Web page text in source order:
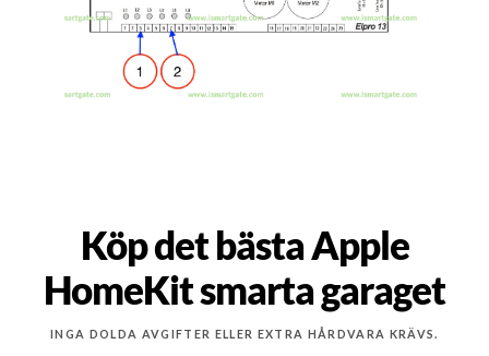
Köp det bästa Apple
HomeKit smarta garaget
INGA DOLDA AVGIFTER ELLER EXTRA HÅRDVARA KRÄVS.